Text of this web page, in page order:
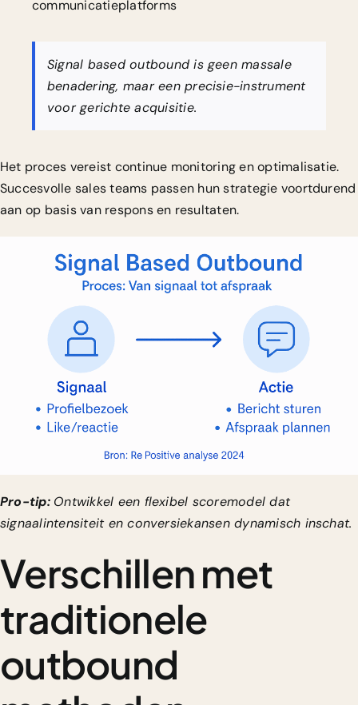
communicatieplatforms
Signal based outbound is geen massale
benadering, maar een precisie-instrument
voor gerichte acquisitie.
Het proces vereist continue monitoring en optimalisatie.
Succesvolle sales teams passen hun strategie voortdurend
aan op basis van respons en resultaten.
Pro-tip: Ontwikkel een flexibel scoremodel dat
signaalintensiteit en conversiekansen dynamisch inschat.
Verschillen met
traditionele
outbound